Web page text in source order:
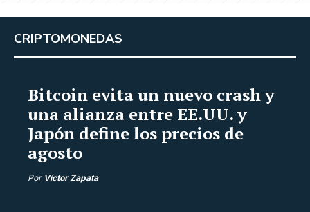
CRIPTOMONEDAS
Bitcoin evita un nuevo crash y
una alianza entre EE.UU. y
Japón define los precios de
agosto
Por Víctor Zapata